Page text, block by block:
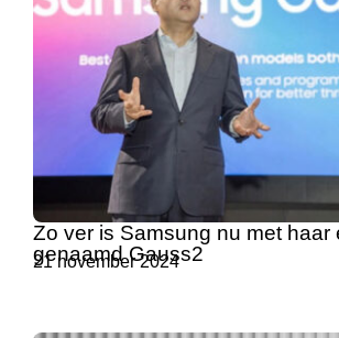
Zo ver is Samsung nu met haar
genaamd Gauss2
21 november 2024